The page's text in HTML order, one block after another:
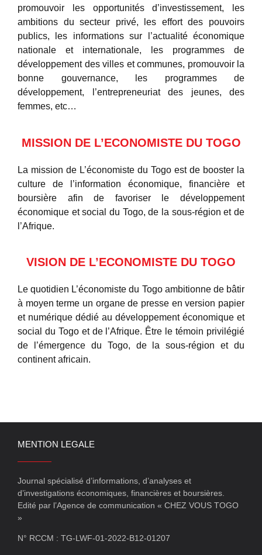
promouvoir les opportunités d’investissement, les
ambitions du secteur privé, les effort des pouvoirs
publics, les informations sur l’actualité économique
nationale et internationale, les programmes de
développement des villes et communes, promouvoir la
bonne gouvernance, les programmes de
développement, l’entrepreneuriat des jeunes, des
femmes, etc…
MISSION DE L’ECONOMISTE DU TOGO
La mission de L’économiste du Togo est de booster la
culture de l’information économique, financière et
boursière afin de favoriser le développement
économique et social du Togo, de la sous-région et de
l’Afrique.
VISION DE L’ECONOMISTE DU TOGO
Le quotidien L’économiste du Togo ambitionne de bâtir
à moyen terme un organe de presse en version papier
et numérique dédié au développement économique et
social du Togo et de l’Afrique. Être le témoin privilégié
de l’émergence du Togo, de la sous-région et du
continent africain.
MENTION LEGALE
Journal spécialisé d’informations, d’analyses et
d’investigations économiques, financières et boursières.
Edité par l’Agence de communication « CHEZ VOUS TOGO
»
N° RCCM : TG-LWF-01-2022-B12-01207